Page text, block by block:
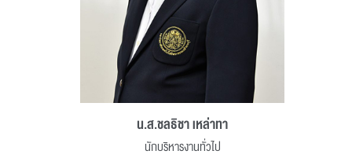
น.ส.ชลธิชา เหล่าทา
นักบริหารงานทั่วไป